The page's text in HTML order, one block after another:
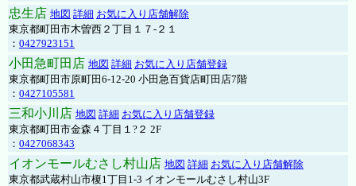
忠生店 地図 詳細 お気に入り店舗解除
東京都町田市木曽西２丁目１７-２１
： 0427923151
小田急町田店 地図 詳細 お気に入り店舗登録
東京都町田市原町田6-12-20 小田急百貨店町田店7階
： 0427105581
三和小川店 地図 詳細 お気に入り店舗登録
東京都町田市金森４丁目１?２ 2F
： 0427068343
イオンモールむさし村山店 地図 詳細 お気に入り店舗解除
東京都武蔵村山市榎1丁目1-3 イオンモールむさし村山3F